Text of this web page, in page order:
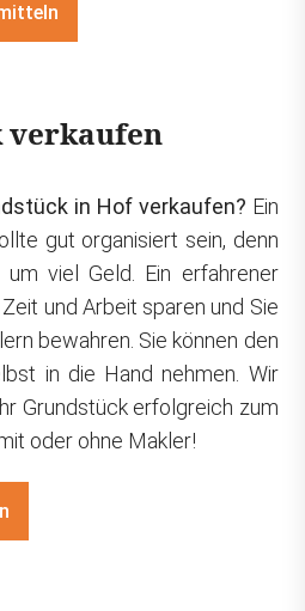
verkaufen
in Hof verkaufen? Ein
gut organisiert sein, denn
viel Geld. Ein erfahrener
und Arbeit sparen und Sie
bewahren. Sie können den
in die Hand nehmen. Wir
Grundstück erfolgreich zum
oder ohne Makler!